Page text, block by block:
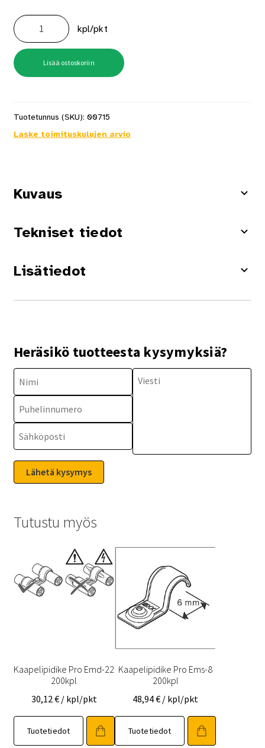
Kattokinnike
Pro
Fmi-
M6/M8
100kpl
määrä
kpl/pkt
Lisää ostoskoriin
Tuotetunnus (SKU): 00715
Laske toimituskulujen arvio
Kuvaus
Tekniset tiedot
Lisätiedot
Heräsikö tuotteesta kysymyksiä?
Tutustu myös
Kaapelipidike Pro Emd-22
200kpl
30,12€ / kpl/pkt
Tuotetiedot
Kaapelipidike Pro Ems-8
200kpl
48,94€ / kpl/pkt
Tuotetiedot